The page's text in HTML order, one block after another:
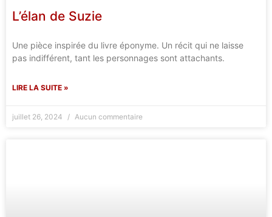
L’élan de Suzie
Une pièce inspirée du livre éponyme. Un récit qui ne laisse
pas indifférent, tant les personnages sont attachants.
LIRE LA SUITE »
juillet 26, 2024 Aucun commentaire